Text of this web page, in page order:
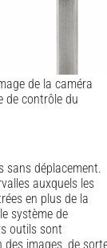
de la caméra
de contrôle du
sans déplacement.
auxquels les
en plus de la
système de
outils sont
des images, de